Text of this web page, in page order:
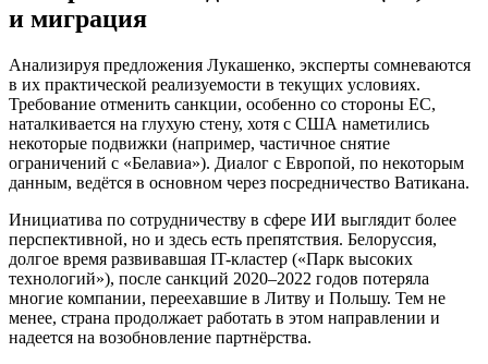
и миграция
Анализируя предложения Лукашенко, эксперты сомневаются
в их практической реализуемости в текущих условиях.
Требование отменить санкции, особенно со стороны ЕС,
наталкивается на глухую стену, хотя с США наметились
некоторые подвижки (например, частичное снятие
ограничений с «Белавиа»). Диалог с Европой, по некоторым
данным, ведётся в основном через посредничество Ватикана.
Инициатива по сотрудничеству в сфере ИИ выглядит более
перспективной, но и здесь есть препятствия. Белоруссия,
долгое время развивавшая IT-кластер («Парк высоких
технологий»), после санкций 2020–2022 годов потеряла
многие компании, переехавшие в Литву и Польшу. Тем не
менее, страна продолжает работать в этом направлении и
надеется на возобновление партнёрства.